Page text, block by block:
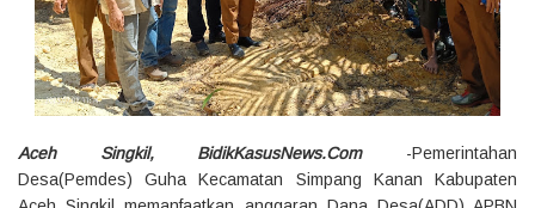
Aceh Singkil, BidikKasusNews.Com-Pemerintahan
Desa(Pemdes) Guha Kecamatan Simpang Kanan Kabupaten